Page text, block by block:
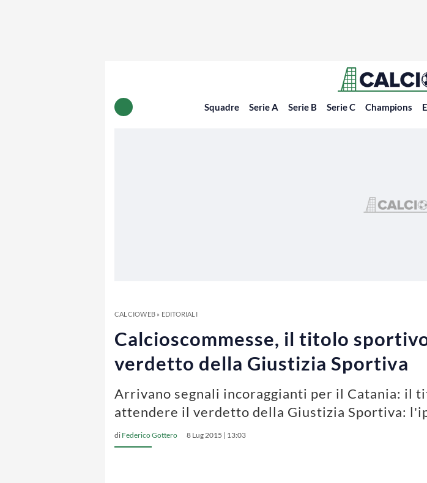
Squadre Serie A Serie B Serie C Champions
CALCIOWEB» EDITORIALI
Calcioscommesse, il titolo
verdetto della Giustizia Sportiva
Arrivano segnali incoraggianti per il Catania: il
attendere il verdetto della Giustizia Sportiva:
di Federico Gottero 8 Lug 2015 | 13:03